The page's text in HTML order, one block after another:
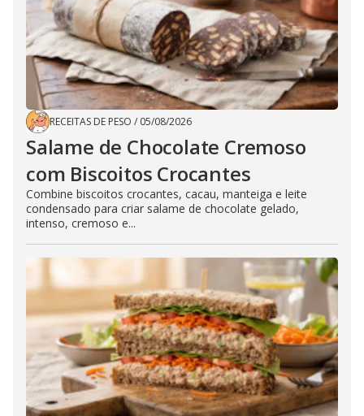
RECEITAS DE PESO / 05/08/2026
Salame de Chocolate Cremoso
com Biscoitos Crocantes
Combine biscoitos crocantes, cacau, manteiga e leite
condensado para criar salame de chocolate gelado,
intenso, cremoso e...